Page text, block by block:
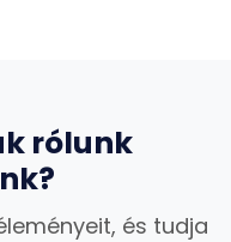
rólunk
és tudja